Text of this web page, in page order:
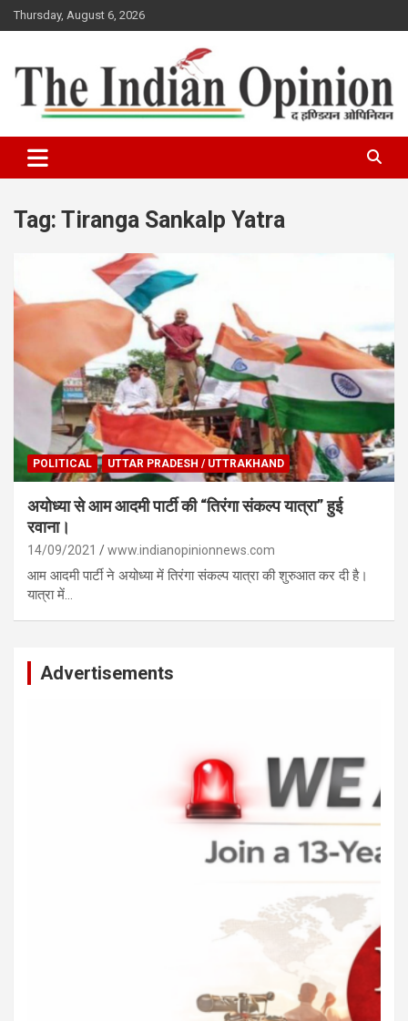
Skip
to
Thursday, August 6, 2026
Indian Opinion News
Tag: Tiranga Sankalp Yatra
POLITICAL UTTAR PRADESH / UTTRAKHAND
अयोध्या से आम आदमी पार्टी की “तिरंगा संकल्प यात्रा” हुई
रवाना।
14/09/2021 www.indianopinionnews.com
आम आदमी पार्टी ने अयोध्या में तिरंगा संकल्प यात्रा की शुरुआत कर दी है।
यात्रा में…
Advertisements